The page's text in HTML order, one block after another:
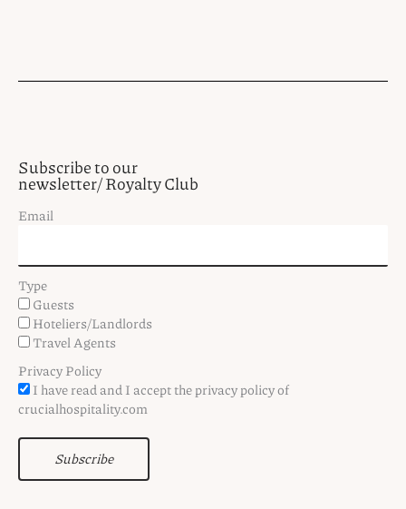
Subscribe to our
newsletter/ Royalty Club
Email
Type
Guests
Hoteliers/Landlords
Travel Agents
Privacy Policy
I have read and I accept the privacy policy of
crucialhospitality.com
Subscribe